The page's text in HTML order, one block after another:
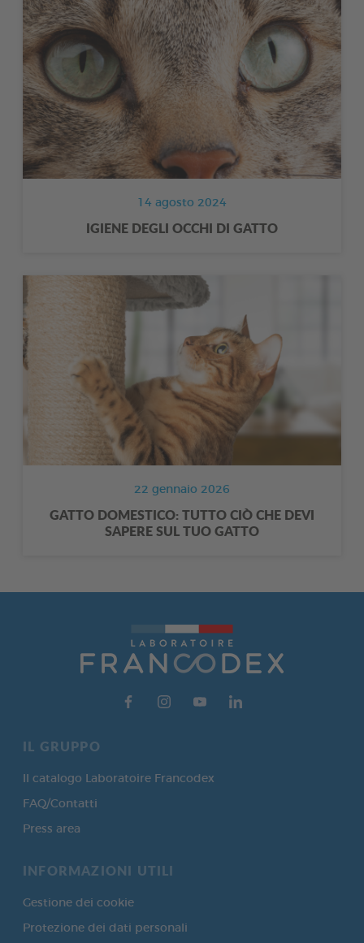
14 agosto 2024
IGIENE DEGLI OCCHI DI GATTO
22 gennaio 2026
GATTO DOMESTICO: TUTTO CIÒ CHE DEVI
SAPERE SUL TUO GATTO
IL GRUPPO
Il catalogo Laboratoire Francodex
FAQ/Contatti
Press area
INFORMAZIONI UTILI
Gestione dei cookie
Protezione dei dati personali